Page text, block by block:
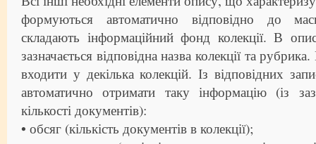
формуються автоматично відповідно до
складають інформаційний фонд колекції. В
зазначається відповідна назва колекції та
входити у декілька колекцій. Із відповідних
автоматично отримати таку інформацію (із
кількості документів):
• обсяг (кількість документів в колекції);